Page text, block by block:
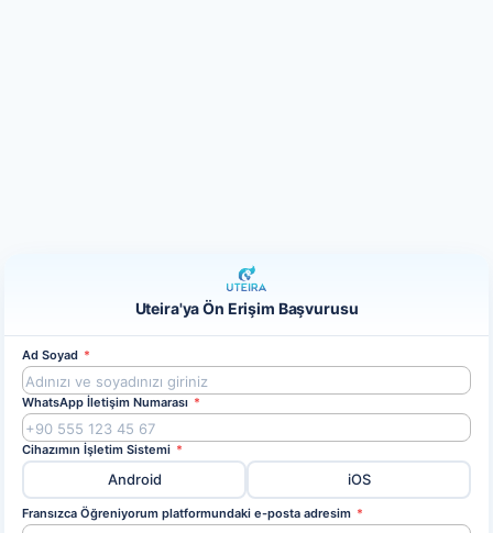
Uteira'ya Ön Erişim Başvurusu
Ad Soyad *
WhatsApp İletişim Numarası *
Cihazımın İşletim Sistemi *
Android iOS
Fransızca Öğreniyorum platformundaki e-posta adresim *